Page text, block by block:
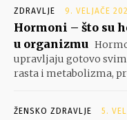
ZDRAVLJE 9. VELJAČE
Hormoni – što su
u organizmu
upravljaju gotovo
rasta i metabolizma,
ŽENSKO ZDRAVLJE 5.